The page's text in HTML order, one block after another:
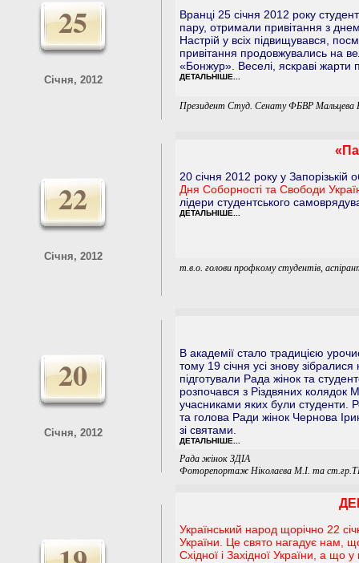
25
Січня, 2012
Вранці 25 січня 2012 року
пару, отримали привітання з
Настрій у всіх підвищувався,
привітання продовжувались на
«Бонжур». Веселі, яскраві жарти
ДЕТАЛЬНІШЕ...
Президент Студ. Сенату ФБВР Мальцева
22
Січня, 2012
20 січня 2012 року у Запорізькій
Дня Соборності та Свободи
лідери студентського
ДЕТАЛЬНІШЕ...
т.в.о. голови профкому студентів,
20
Січня, 2012
В академії стало традицією
тому 19 січня усі знову
підготували Рада жінок та
розпочався з Різдвяних колядок
учасниками яких були студенти.
та голова Ради жінок Чернова
зі святами.
ДЕТАЛЬНІШЕ...
Рада жінок ЗДІА
Фоторепортаж Ніколаєва М.І. та
Український народ щорічно 22
України. Це свято нагадує нам,
Східної і Західної України, а